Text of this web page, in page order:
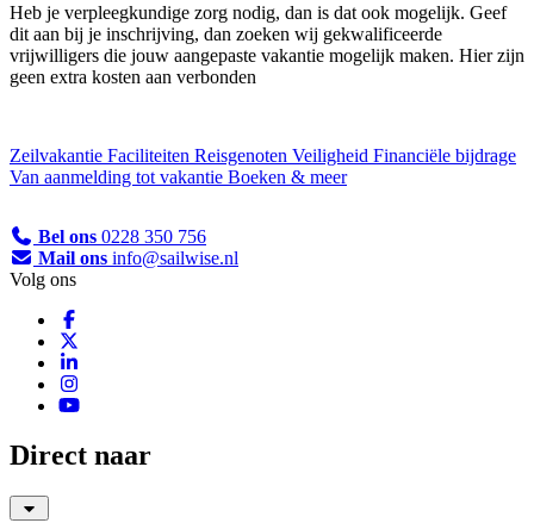
Heb je verpleegkundige zorg nodig, dan is dat ook mogelijk. Geef
dit aan bij je inschrijving, dan zoeken wij gekwalificeerde
vrijwilligers die jouw aangepaste vakantie mogelijk maken. Hier zijn
geen extra kosten aan verbonden
Zeilvakantie Faciliteiten Reisgenoten Veiligheid Financiële bijdrage
Van aanmelding tot vakantie Boeken & meer
Bel ons 0228 350 756
Mail ons info@sailwise.nl
Volg ons
Direct naar